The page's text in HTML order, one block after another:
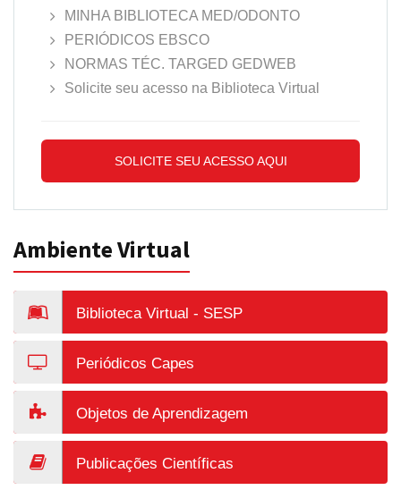
MINHA BIBLIOTECA MED/ODONTO
PERIÓDICOS EBSCO
NORMAS TÉC. TARGED GEDWEB
Solicite seu acesso na Biblioteca Virtual
SOLICITE SEU ACESSO AQUI
Ambiente Virtual
Biblioteca Virtual - SESP
Periódicos Capes
Objetos de Aprendizagem
Publicações Científicas